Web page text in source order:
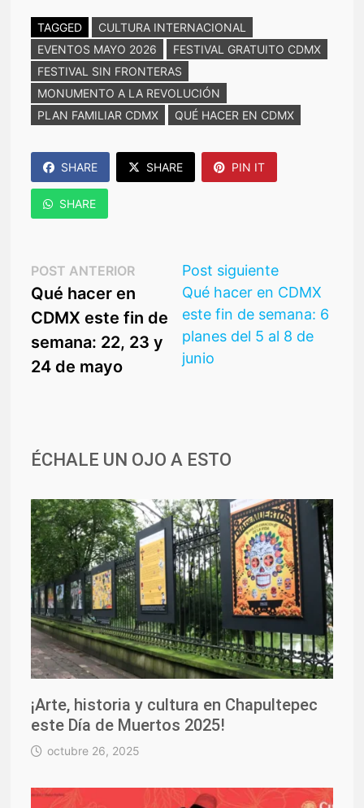
TAGGED
CULTURA INTERNACIONAL
EVENTOS MAYO 2026
FESTIVAL GRATUITO CDMX
FESTIVAL SIN FRONTERAS
MONUMENTO A LA REVOLUCIÓN
PLAN FAMILIAR CDMX
QUÉ HACER EN CDMX
SHARE SHARE PIN IT
SHARE
Navegación
de
entradas
POST ANTERIORPost
anterior:
Qué hacer en
CDMX este fin de
semana: 22, 23 y
24 de mayo
Post siguientePost
siguiente:
Qué hacer en CDMX
este fin de semana: 6
planes del 5 al 8 de
junio
ÉCHALE UN OJO A ESTO
¡Arte, historia y cultura en Chapultepec
este Día de Muertos 2025!
octubre 26, 2025